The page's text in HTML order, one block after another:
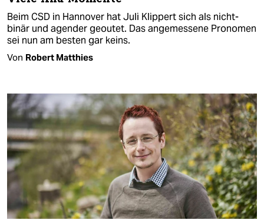
Beim CSD in Hannover hat Juli Klippert sich als nicht-
binär und agender geoutet. Das angemessene Pronomen
sei nun am besten gar keins.
Von Robert Matthies